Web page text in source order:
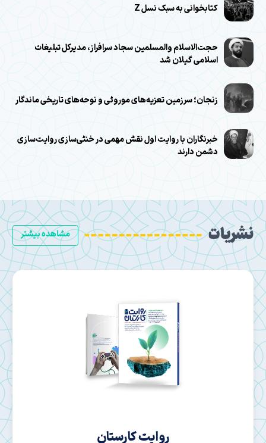
کتابخوانی به سبک نسل Z
حجت‌الاسلام والمسلمین سجاد سرافراز، مدیرکل تبلیغات
اسلامی گیلان شد
زنجان؛ سرزمین تعزیه‌های موروثی و نوحه‌های تاریخی ماندگار
خبرنگاران با روایت اول نقش مهمی در خنثی‌سازی روایت‌سازی
دشمن دارند
مشاهده بیشتر نشریات
روایت کارستان